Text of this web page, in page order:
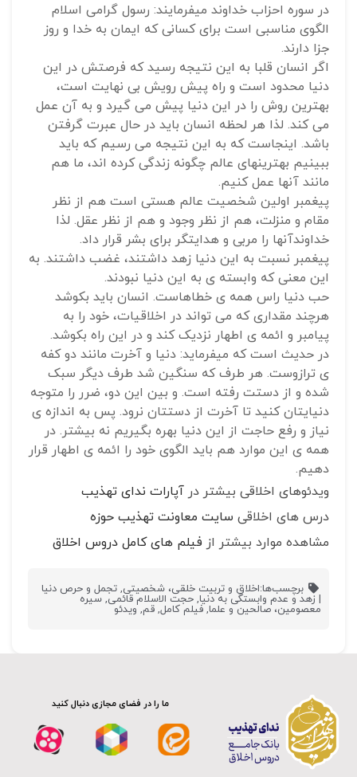
در سوره احزاب خداوند میفرمایند: رسول گرامی اسلام
الگوی مناسبی است برای کسانی که ایمان به خدا و روز
جزا دارند.
اگر انسان قلبا به این نتیجه رسید که فرصتش در این
دنیا محدود است و راه پیش رویش بی نهایت است،
بهترین روش را در این دنیا پیش می گیرد و به آن عمل
می کند. لذا هر لحظه انسان باید در حال عبرت گرفتن
باشد. اینجاست که به این نتیجه می رسیم که باید
ببینیم بهترینهای عالم چگونه زندگی کرده اند، ما هم
مانند آنها عمل کنیم.
پیغمبر اولین شخصیت عالم هستی است هم از نظر
مقام و منزلت، هم از نظر وجود و هم از نظر عقل. لذا
خداوندآنها را مربی و هدایتگر برای بشر قرار داد.
پیغمبر نسبت به این دنیا زهد داشتند، غضب داشتند. به
این معنی که وابسته ی به این دنیا نبودند.
حب دنیا راس همه ی خطاهاست. انسان باید بکوشد
هرچند مقداری که می تواند در اخلاقیات، خود را به
پیامبر و ائمه ی اطهار نزدیک کند و در این راه بکوشد.
در حدیث است که میفرماید: دنیا و آخرت مانند دو کفه
ی ترازوست. هر طرف که سنگین شد طرف دیگر سبک
شده و از دستت رفته است. و بین این دو، ضرر را متوجه
دنیایتان کنید تا آخرت از دستتان نرود. پس به اندازه ی
نیاز و رفع حاجت از این دنیا بهره بگیریم نه بیشتر. در
همه ی این موارد هم باید الگوی خود را ائمه ی اطهار قرار
دهیم.
ویدئوهای اخلاقی بیشتر در آپارات ندای تهذیب
درس های اخلاقی سایت معاونت تهذیب حوزه
مشاهده موارد بیشتر از فیلم های کامل دروس اخلاق
برچسب‌ها:اخلاق و تربیت خلقی، شخصیتی,تجمل و حرص دنیا
| زهد و عدم وابستگی به دنیا, حجت الاسلام قائمی, سیره
معصومین، صالحین و علما, فیلم کامل, قم,ویدئو
ما را در فضای مجازی دنبال کنید